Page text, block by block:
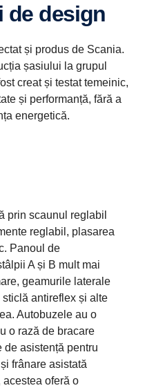
de design
și produs de Scania.
șasiului la grupul
creat și testat temeinic,
și performanță, fără a
energetică.
prin scaunul reglabil
reglabil, plasarea
Panoul de
A și B mult mai
geamurile laterale
antireflex și alte
Autobuzele au o
o rază de bracare
de asistență pentru
frânare asistată
oferă o